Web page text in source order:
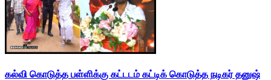
கல்வி கொடுத்த பள்ளிக்கு கட்டடம் கட்டிக் கொடுத்த நடிகர் தனுஷ்